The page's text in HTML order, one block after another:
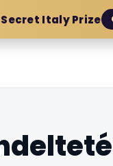
Italy Prize